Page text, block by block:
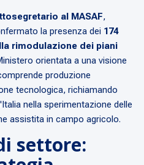
al MASAF,
la presenza dei 174
rimodulazione dei piani
orientata a una visione
produzione
tecnologica, richiamando
nella sperimentazione delle
assistita in campo agricolo.
settore: